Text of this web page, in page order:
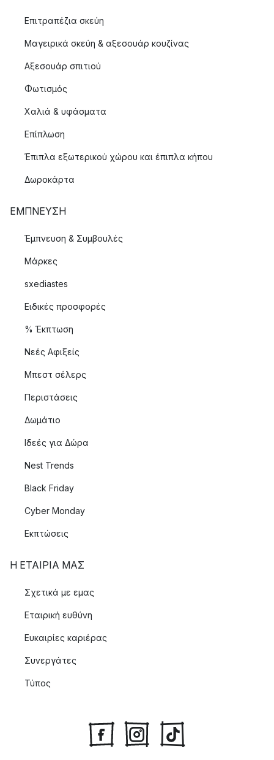
Επιτραπέζια σκεύη
Μαγειρικά σκεύη & αξεσουάρ κουζίνας
Αξεσουάρ σπιτιού
Φωτισμός
Χαλιά & υφάσματα
Επίπλωση
Έπιπλα εξωτερικού χώρου και έπιπλα κήπου
Δωροκάρτα
ΈΜΠΝΕΥΣΗ
Έμπνευση & Συμβουλές
Μάρκες
sxediastes
Ειδικές προσφορές
% Έκπτωση
Νεές Αφιξείς
Μπεστ σέλερς
Περιστάσεις
Δωμάτιο
Ιδεές για Δώρα
Nest Trends
Black Friday
Cyber Monday
Εκπτώσεις
Η ΕΤΑΊΡΙΑ ΜΑΣ
Σχετικά με εμας
Εταιρική ευθύνη
Ευκαιρίες καριέρας
Συνεργάτες
Τύπος